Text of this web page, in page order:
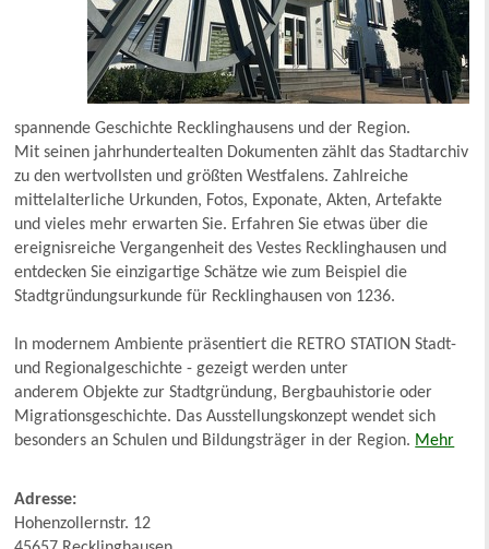
spannende Geschichte Recklinghausens und der Region.
Mit seinen jahrhundertealten Dokumenten zählt das Stadtarchiv
zu den wertvollsten und größten Westfalens. Zahlreiche
mittelalterliche Urkunden, Fotos, Exponate, Akten, Artefakte
und vieles mehr erwarten Sie. Erfahren Sie etwas über die
ereignisreiche Vergangenheit des Vestes Recklinghausen und
entdecken Sie einzigartige Schätze wie zum Beispiel die
Stadtgründungsurkunde für Recklinghausen von 1236.
In modernem Ambiente präsentiert die RETRO STATION Stadt-
und Regionalgeschichte - gezeigt werden unter
anderem Objekte zur Stadtgründung, Bergbauhistorie oder
Migrationsgeschichte. Das Ausstellungskonzept wendet sich
besonders an Schulen und Bildungsträger in der Region. Mehr
Adresse:
Hohenzollernstr. 12